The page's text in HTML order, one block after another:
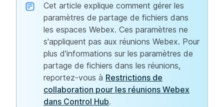
Cet article explique comment gérer les
paramètres de partage de fichiers dans
les espaces Webex. Ces paramètres ne
s'appliquent pas aux réunions Webex. Pour
plus d'informations sur les paramètres de
partage de fichiers dans les réunions,
reportez-vous à Restrictions de
collaboration pour les réunions Webex
dans Control Hub.